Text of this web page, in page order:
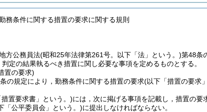
務条件に関する措置の要求に関する規則
方公務員法(昭和25年法律第261号。以下「法」という。)第48条
定の結果執るべき措置に関し必要な事項を定めるものとする。
置の要求)
の規定により，勤務条件に関する措置の要求(以下「措置の要求
置要求書」という。)には，次に掲げる事項を記載し，措置の
「公平委員会」という。)に提出しなければならない。